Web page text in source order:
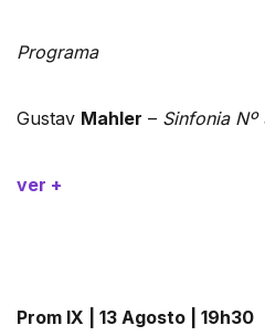
Programa
Gustav Mahler – Sinfonia
ver +
Prom IX | 13 Agosto | 19h30